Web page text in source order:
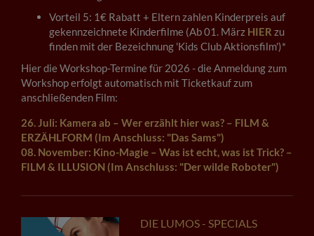
Vorteil 5: 1€ Rabatt + Eltern zahlen Kinderpreis auf
gekennzeichnete Kinderfilme (Ab 01. März HIER zu
finden mit der Bezeichnung 'Kids Club Aktionsfilm')*
Hier die Workshop-Termine für 2026 - die Anmeldung zum
Workshop erfolgt automatisch mit Ticketkauf zum
anschließenden Film:
26. Juli: Kamera ab – Wer erzählt hier was? – FILM &
ERZÄHLFORM (Im Anschluss: "Das Sams")
08. November: Kino-Magie – Was ist echt, was ist Trick? –
FILM & ILLUSION (Im Anschluss: "Der wilde Roboter")
DIE LUMOS - SPECIALS